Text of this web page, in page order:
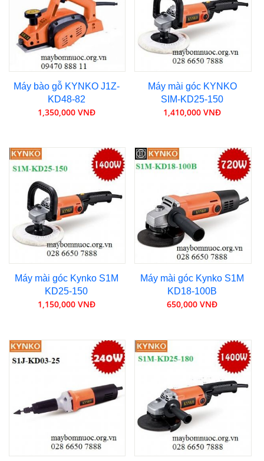
Máy bào gỗ KYNKO J1Z-
KD48-82
1,350,000 VNĐ
Máy mài góc KYNKO
SIM-KD25-150
1,410,000 VNĐ
Máy mài góc Kynko S1M
KD25-150
1,150,000 VNĐ
Máy mài góc Kynko S1M
KD18-100B
650,000 VNĐ